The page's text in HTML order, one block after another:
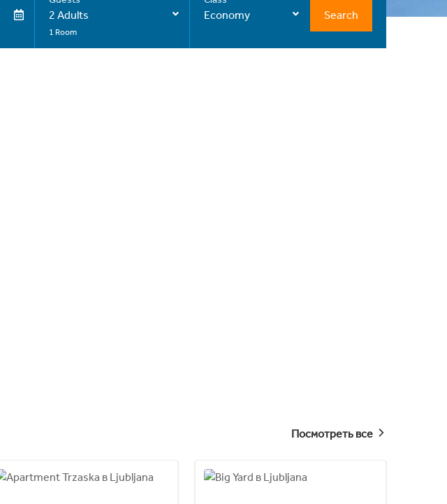
2 Adults
1 Room
Economy Search
Посмотреть все